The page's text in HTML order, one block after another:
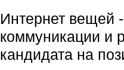
Интернет вещей
коммуникации и
кандидата на